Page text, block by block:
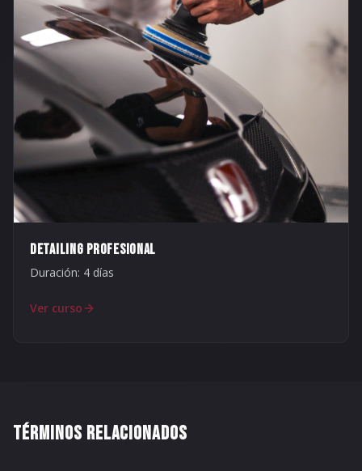
DETAILING PROFESIONAL
Duración: 4 días
Ver curso
TÉRMINOS RELACIONADOS